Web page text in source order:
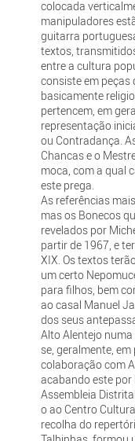
colocada
manipuladores
guitarra
textos,
entre a cultura
consiste em peças
basicamente
pertencem, em
representação
ou Contradança.
Chancas e o
moca, com a qual
este prega.
As referências
mas os Bonecos
revelados por
partir de 1967, e
XIX. Os textos
um certo
para filhos, bem
ao casal Manuel
dos seus
Alto Alentejo
se, geralmente,
colaboração com
acabando este por
Assembleia
o ao Centro
recolha do